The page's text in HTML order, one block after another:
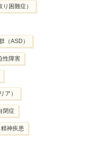
困難症）
（ASD）
性障害
ア）
閉症
精神疾患